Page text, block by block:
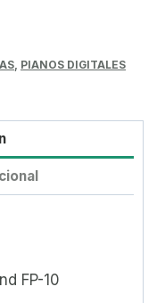
PIANOS DIGITALES
FP-10